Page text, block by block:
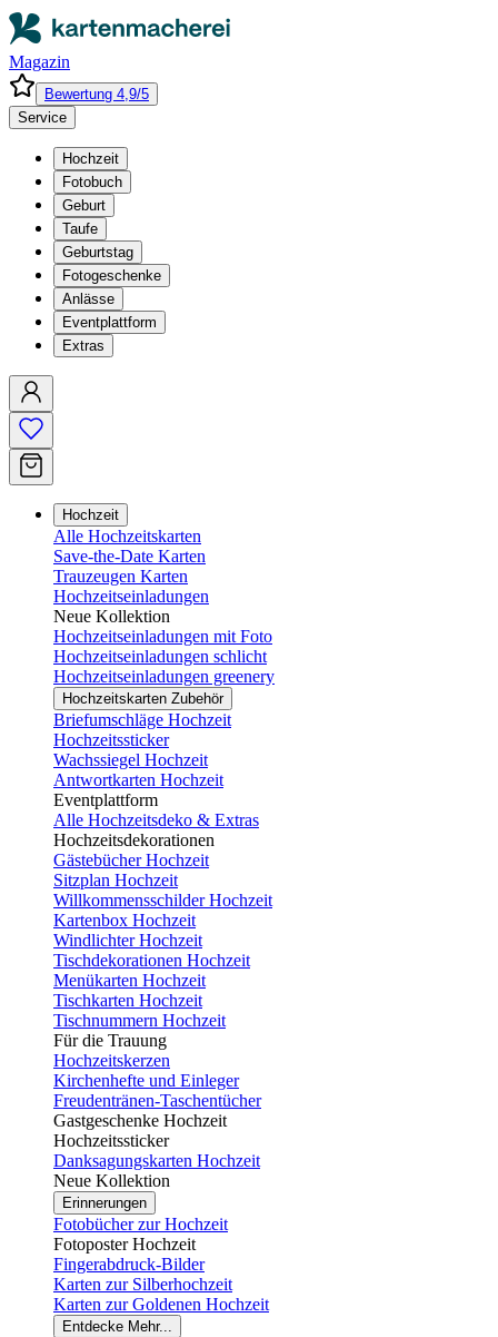
Magazin
Bewertung 4,9/5
Service
Hochzeit
Fotobuch
Geburt
Taufe
Geburtstag
Fotogeschenke
Anlässe
Eventplattform
Extras
Hochzeit
Alle Hochzeitskarten
Save-the-Date Karten
Trauzeugen Karten
Hochzeitseinladungen
Neue Kollektion
Hochzeitseinladungen mit Foto
Hochzeitseinladungen schlicht
Hochzeitseinladungen greenery
Hochzeitskarten Zubehör
Briefumschläge Hochzeit
Hochzeitssticker
Wachssiegel Hochzeit
Antwortkarten Hochzeit
Eventplattform
Alle Hochzeitsdeko & Extras
Hochzeitsdekorationen
Gästebücher Hochzeit
Sitzplan Hochzeit
Willkommensschilder Hochzeit
Kartenbox Hochzeit
Windlichter Hochzeit
Tischdekorationen Hochzeit
Menükarten Hochzeit
Tischkarten Hochzeit
Tischnummern Hochzeit
Für die Trauung
Hochzeitskerzen
Kirchenhefte und Einleger
Freudentränen-Taschentücher
Gastgeschenke Hochzeit
Hochzeitssticker
Danksagungskarten Hochzeit
Neue Kollektion
Erinnerungen
Fotobücher zur Hochzeit
Fotoposter Hochzeit
Fingerabdruck-Bilder
Karten zur Silberhochzeit
Karten zur Goldenen Hochzeit
Entdecke Mehr...